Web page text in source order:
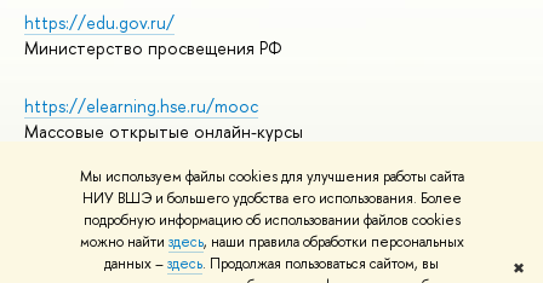
Мы используем файлы cookies для улучшения работы сайта
НИУ ВШЭ и большего удобства его использования. Более
подробную информацию об использовании файлов cookies
можно найти здесь, наши правила обработки персональных
данных –здесь. Продолжая пользоваться сайтом, вы
✖
https://edu.gov.ru/
Министерство просвещения РФ
https://elearning.hse.ru/mooc
Массовые открытые онлайн-курсы
© НИУ ВШЭ 1993–2026
Адреса и контакты
Условия использования материалов